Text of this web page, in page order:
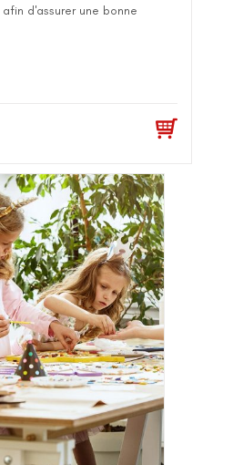
afin d'assurer une bonne